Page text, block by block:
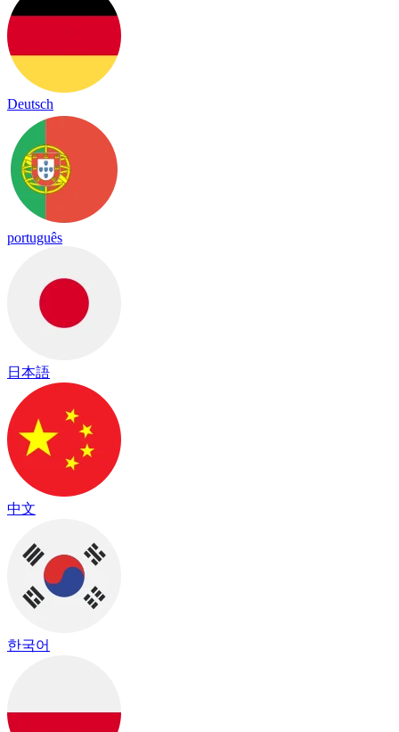
Deutsch
português
日本語
中文
한국어